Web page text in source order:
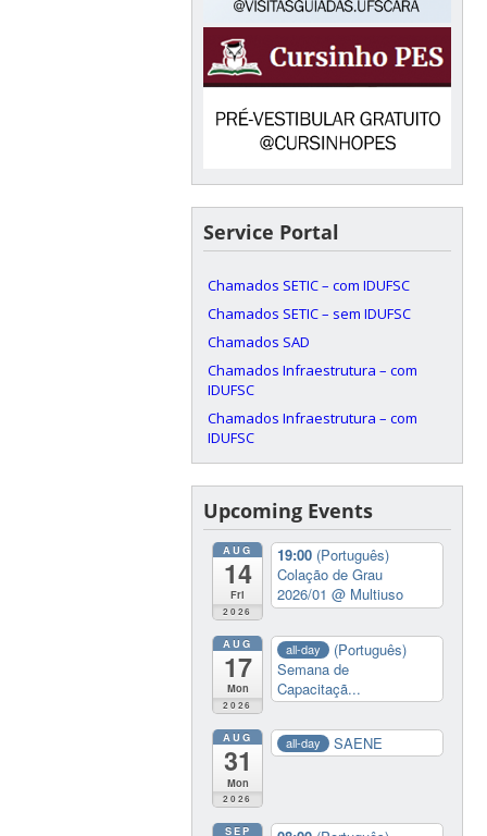
Service Portal
Chamados SETIC – com IDUFSC
Chamados SETIC – sem IDUFSC
Chamados SAD
Chamados Infraestrutura – com
IDUFSC
Chamados Infraestrutura – com
IDUFSC
Upcoming Events
AUG
14
Fri
2026
19:00 (Português)
Colação de Grau
2026/01@ Multiuso
AUG
17
Mon
2026
all-day
(Português)
Semana de
Capacitaçã...
AUG
31
Mon
2026
all-day SAENE
SEP